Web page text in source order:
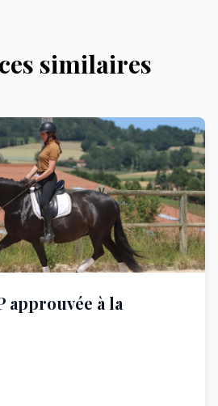
similaires
approuvée à la